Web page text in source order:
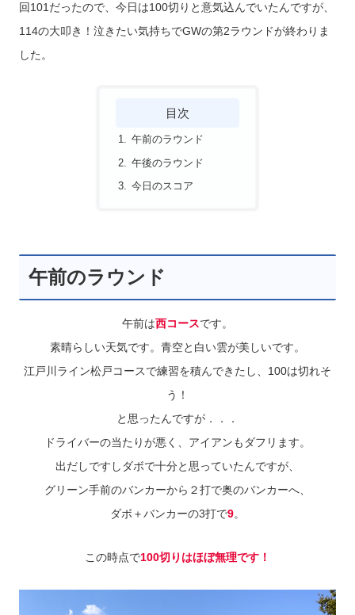
回101だったので、今日は100切りと意気込んでいたんですが、
114の大叩き！泣きたい気持ちでGWの第2ラウンドが終わりま
した。
目次
午前のラウンド
午後のラウンド
今日のスコア
午前のラウンド
午前は西コースです。
素晴らしい天気です。青空と白い雲が美しいです。
江戸川ライン松戸コースで練習を積んできたし、100は切れそ
う！
と思ったんですが．．．
ドライバーの当たりが悪く、アイアンもダフリます。
出だしですしダボで十分と思っていたんですが、
グリーン手前のバンカーから２打で奥のバンカーへ、
ダボ＋バンカーの3打で9。
この時点で100切りはほぼ無理です！